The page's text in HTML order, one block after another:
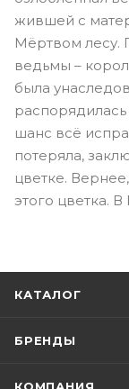
жившей с
Мёртвом лесу.
ведьмы –
была
шанс всё
потеряла,
цветке.
этого цветка. В
КАТАЛОГ
БРЕНДЫ
КОМПАНИЯ